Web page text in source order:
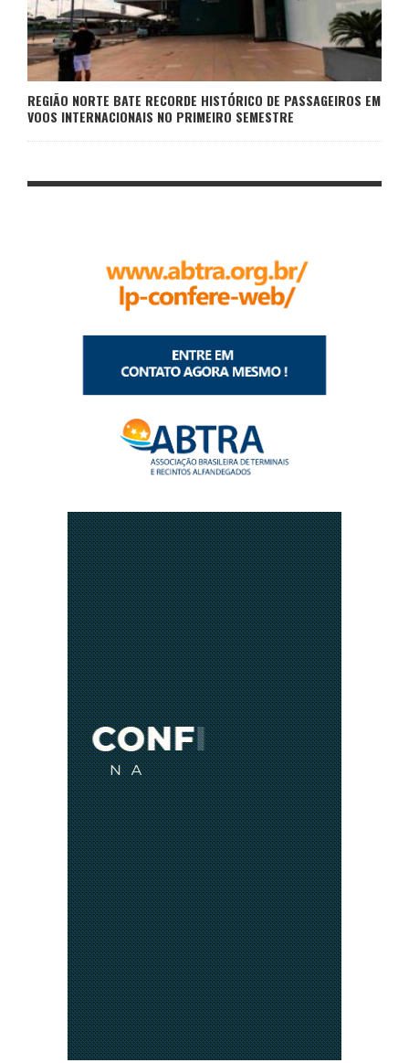
REGIÃO NORTE BATE RECORDE HISTÓRICO DE PASSAGEIROS EM
VOOS INTERNACIONAIS NO PRIMEIRO SEMESTRE